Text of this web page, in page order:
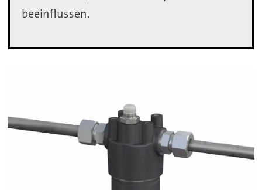
beeinflussen.